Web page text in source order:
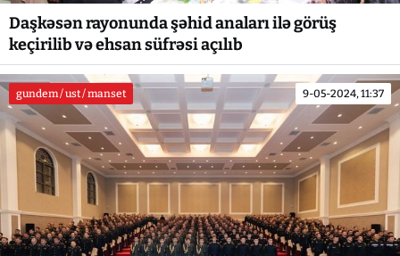
Daşkəsən rayonunda şəhid anaları ilə görüş
keçirilib və ehsan süfrəsi açılıb
gundem / ust / manset 9-05-2024, 11:37